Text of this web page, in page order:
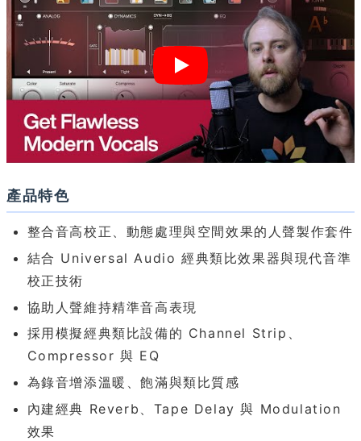
產品特色
整合音高校正、動態處理與空間效果的人聲製作套件
結合 Universal Audio 經典類比效果器與現代音準
校正技術
協助人聲維持精準音高表現
採用模擬經典類比設備的 Channel Strip、
Compressor 與 EQ
為錄音增添溫暖、飽滿與類比質感
內建經典 Reverb、Tape Delay 與 Modulation
效果